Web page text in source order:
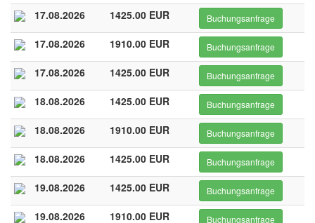
17.08.2026 1425.00 EUR Buchungsanfrage
17.08.2026 1910.00 EUR Buchungsanfrage
17.08.2026 1425.00 EUR Buchungsanfrage
18.08.2026 1425.00 EUR Buchungsanfrage
18.08.2026 1910.00 EUR Buchungsanfrage
18.08.2026 1425.00 EUR Buchungsanfrage
19.08.2026 1425.00 EUR Buchungsanfrage
19.08.2026 1910.00 EUR Buchungsanfrage